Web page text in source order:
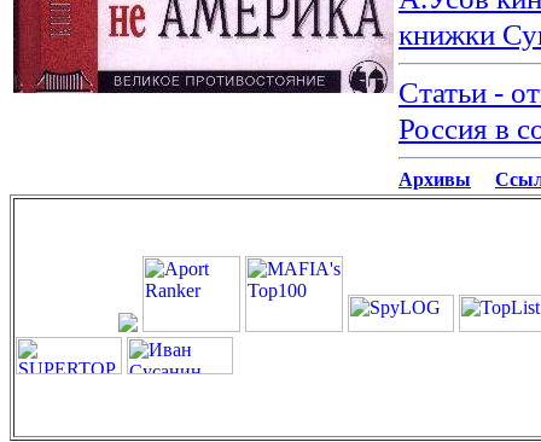
книжки
Статьи -
Россия в
Архивы